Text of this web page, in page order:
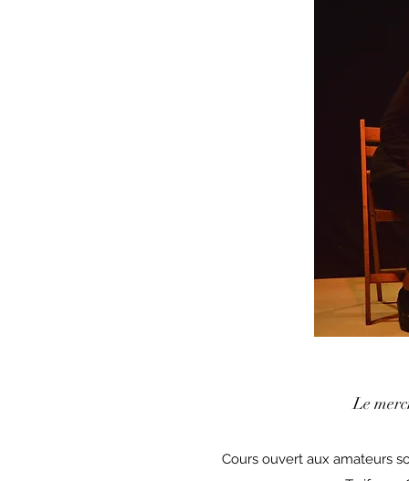
Le
Cours ouvert aux amateurs